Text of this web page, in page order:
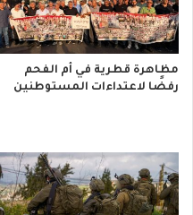
مظاهرة قطرية في أم الفحم
رفضًا لاعتداءات المستوطنين